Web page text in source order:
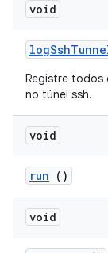
void
logSsh
Registre todos
no túnel ssh.
void
run ()
void